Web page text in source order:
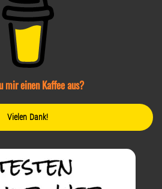
mir einen Kaffee aus?
Vielen Dank!